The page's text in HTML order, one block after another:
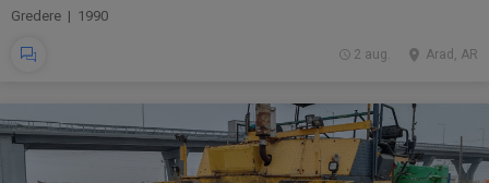
Gredere | 1990
Arad, AR
2 aug.